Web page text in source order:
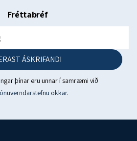
/ kkal.
g
Fréttabréf
ÁSKRIFANDI
þínar eru unnar í samræmi við
okkar.